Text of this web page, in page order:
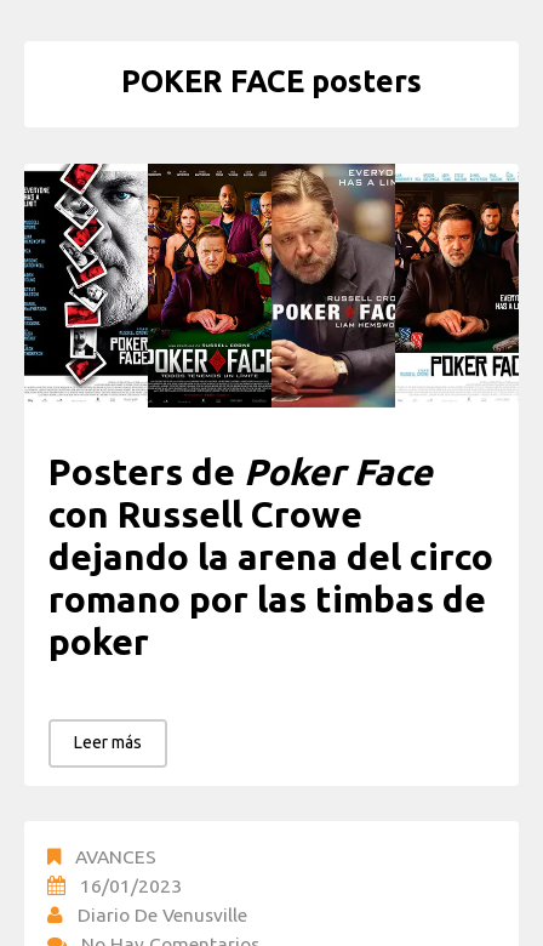
POKER FACE posters
Posters de Poker Face
con Russell Crowe
dejando la arena del circo
romano por las timbas de
poker
Leer más
AVANCES
16/01/2023
Diario De Venusville